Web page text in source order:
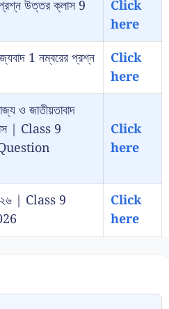
উত্তর ক্লাস 9
Click
here
1 নম্বরের প্রশ্ন
Click
here
ও জাতীয়তাবাদ
| Class 9
Click
here
| Class 9
Click
here